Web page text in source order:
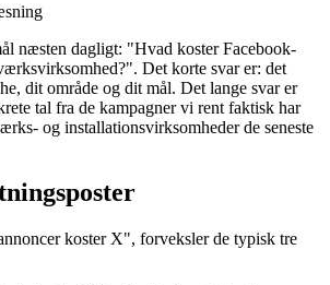
næsten dagligt: "Hvad koster Facebook-
Det korte svar er: det
dit område og dit mål. Det lange svar er
tal fra de kampagner vi rent faktisk har
og installationsvirksomheder de seneste
koster X", forveksler de typisk tre